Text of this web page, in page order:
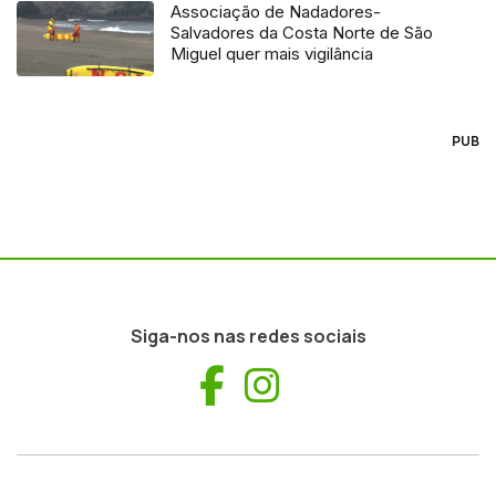
Associação de Nadadores-
Salvadores da Costa Norte de São
Miguel quer mais vigilância
PUB
Siga-nos nas redes sociais
Facebook